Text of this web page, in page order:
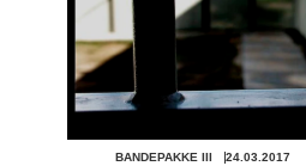
24.03.2017
BANDEPAKKE III